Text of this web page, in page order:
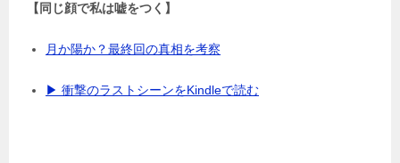
【同じ顔で私は嘘をつく】
月か陽か？最終回の真相を考察
▶ 衝撃のラストシーンをKindleで読む